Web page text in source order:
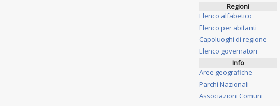
Regioni
Elenco alfabetico
Elenco per abitanti
Capoluoghi di regione
Elenco governatori
Info
Aree geografiche
Parchi Nazionali
Associazioni Comuni